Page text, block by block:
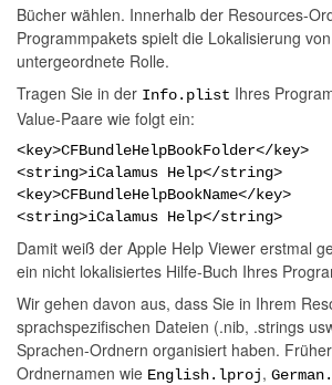
Bücher wählen. Innerhalb der Resources-
Programmpakets spielt die Lokalisierung
untergeordnete Rolle.
Tragen Sie in der Info.plist Ihres
Value-Paare wie folgt ein:
<key>CFBundleHelpBookFolder</key>
<string>iCalamus Help</string>
<key>CFBundleHelpBookName</key>
<string>iCalamus Help</string>
Damit weiß der Apple Help Viewer erstmal
ein nicht lokalisiertes Hilfe-Buch Ihres
Wir gehen davon aus, dass Sie in Ihrem
sprachspezifischen Dateien (.nib, .strings
Sprachen-Ordnern organisiert haben.
Ordnernamen wie English.lproj,